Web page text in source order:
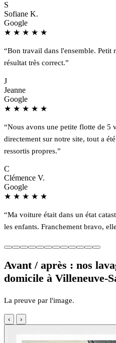
S
Sofiane K.
Google
★ ★ ★ ★ ★
“Bon travail dans l'ensemble. Petit
résultat très correct.”
J
Jeanne
Google
★ ★ ★ ★ ★
“Nous avons une petite flotte de 5
directement sur notre site, tout a
ressortis propres.”
C
Clémence V.
Google
★ ★ ★ ★ ★
“Ma voiture était dans un état
les enfants. Franchement bravo,
Avant / après : nos
domicile à Villeneuve-
La preuve par l'image.
‹ ›